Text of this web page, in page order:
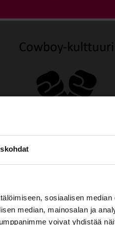
sosiaalisen
median, mainosalan ja
voivat yhdistää
on orga­ni­saation
myyn­ti­kult­tuuria.